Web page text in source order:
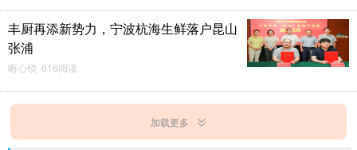
丰厨再添新势力，宁波杭海生鲜落户昆山
张浦
断心锁 616阅读
加载更多